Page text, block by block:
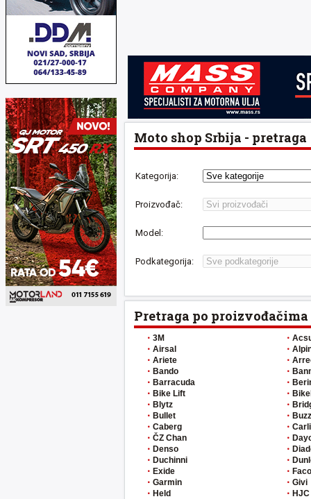
Moto shop Srbija - pretraga
Kategorija:
Proizvođač:
Model:
Podkategorija:
Pretraga po proizvođačima
3M
Airsal
Ariete
Bando
Barracuda
Bike Lift
Blytz
Bullet
Caberg
ČZ Chan
Denso
Duchinni
Exide
Garmin
Held
Faco
Givi
HJC